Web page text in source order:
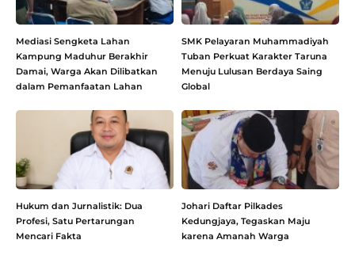
Mediasi Sengketa Lahan
Kampung Maduhur Berakhir
Damai, Warga Akan Dilibatkan
dalam Pemanfaatan Lahan
SMK Pelayaran Muhammadiyah
Tuban Perkuat Karakter Taruna
Menuju Lulusan Berdaya Saing
Global
Hukum dan Jurnalistik: Dua
Profesi, Satu Pertarungan
Mencari Fakta
Johari Daftar Pilkades
Kedungjaya, Tegaskan Maju
karena Amanah Warga